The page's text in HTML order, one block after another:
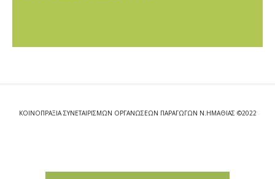
ΚΟΙΝΟΠΡΑΞΙΑ ΣΥΝΕΤΑΙΡΙΣΜΩΝ ΟΡΓΑΝΩΣΕΩΝ ΠΑΡΑΓΩΓΩΝ Ν.ΗΜΑΘΙΑΣ ©2022